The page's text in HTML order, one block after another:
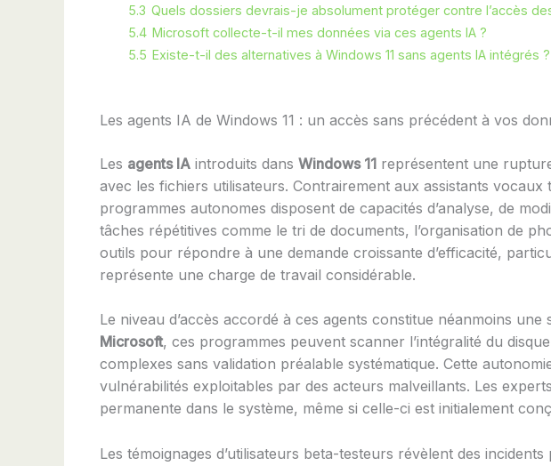
5.3 Quels dossiers devrais-je absolument protéger contre l’accès
5.4 Microsoft collecte-t-il mes données via ces agents IA ?
5.5 Existe-t-il des alternatives à Windows 11 sans agents IA intégrés ?
Les agents IA de Windows 11 : un accès sans précédent à vos
Les agents IA introduits dans Windows 11 représentent une
avec les fichiers utilisateurs. Contrairement aux assistants
programmes autonomes disposent de capacités d’analyse, de
tâches répétitives comme le tri de documents, l’organisation de
outils pour répondre à une demande croissante d’efficacité,
représente une charge de travail considérable.
Le niveau d’accès accordé à ces agents constitue néanmoins
Microsoft, ces programmes peuvent scanner l’intégralité du
complexes sans validation préalable systématique. Cette
vulnérabilités exploitables par des acteurs malveillants. Les
permanente dans le système, même si celle-ci est initialement
Les témoignages d’utilisateurs beta-testeurs révèlent des